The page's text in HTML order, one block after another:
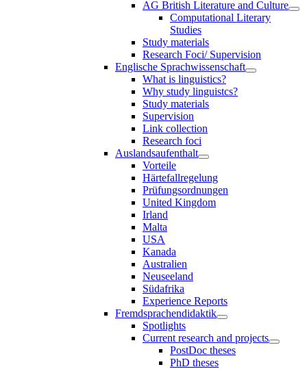
AG British Literature and Culture
Computational Literary
Studies
Study materials
Research Foci/ Supervision
Englische Sprachwissenschaft
What is linguistics?
Why study linguistcs?
Study materials
Supervision
Link collection
Research foci
Auslandsaufenthalt
Vorteile
Härtefallregelung
Prüfungsordnungen
United Kingdom
Irland
Malta
USA
Kanada
Australien
Neuseeland
Südafrika
Experience Reports
Fremdsprachendidaktik
Spotlights
Current research and projects
PostDoc theses
PhD theses